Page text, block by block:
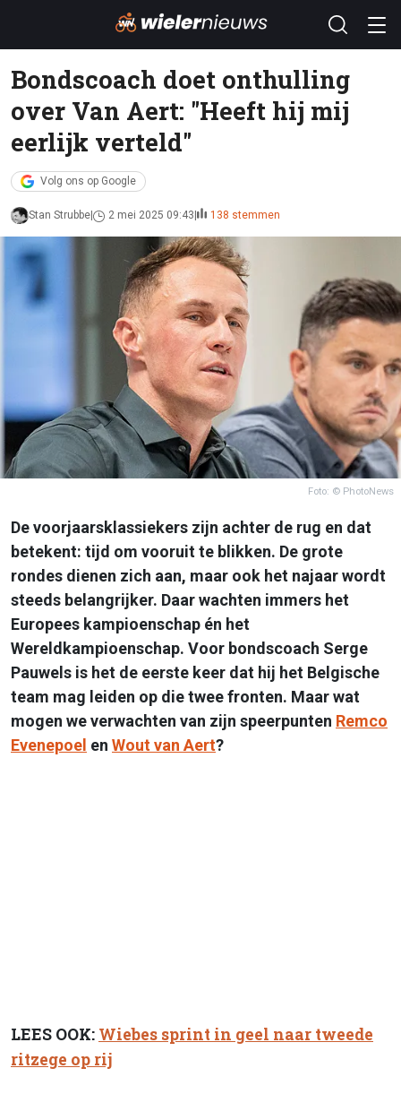
Bondscoach doet onthulling
over Van Aert: "Heeft hij mij
eerlijk verteld"
Volg ons op Google
Stan Strubbe 2 mei 2025 09:43 138 stemmen
Foto: © PhotoNews
De voorjaarsklassiekers zijn achter de rug en dat
betekent: tijd om vooruit te blikken. De grote
rondes dienen zich aan, maar ook het najaar wordt
steeds belangrijker. Daar wachten immers het
Europees kampioenschap én het
Wereldkampioenschap. Voor bondscoach Serge
Pauwels is het de eerste keer dat hij het Belgische
team mag leiden op die twee fronten. Maar wat
mogen we verwachten van zijn speerpunten Remco
Evenepoel en Wout van Aert?
LEES OOK: Wiebes sprint in geel naar tweede
ritzege op rij